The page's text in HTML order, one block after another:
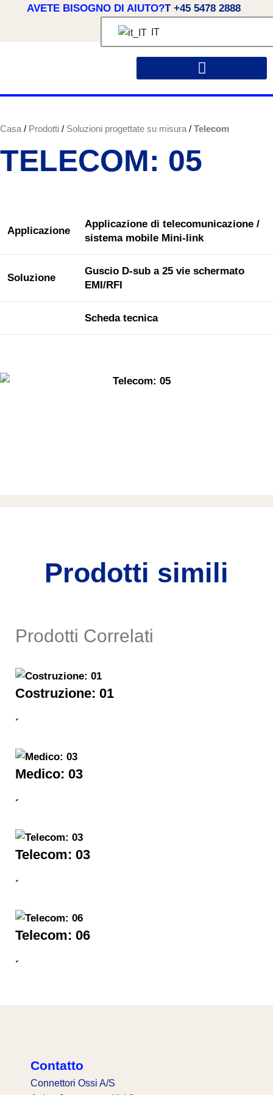
AVETE BISOGNO DI AIUTO?T +45 5478 2888
IT
Casa Prodotti Soluzioni progettate su misura Telecom
TELECOM: 05
Applicazione
Applicazione di telecomunicazione /
sistema mobile Mini-link
Soluzione
Guscio D-sub a 25 vie schermato
EMI/RFI
Scheda tecnica
Prodotti simili
Prodotti Correlati
Costruzione: 01
´
Medico: 03
´
Telecom: 03
´
Telecom: 06
´
Contatto
Connettori Ossi A/S